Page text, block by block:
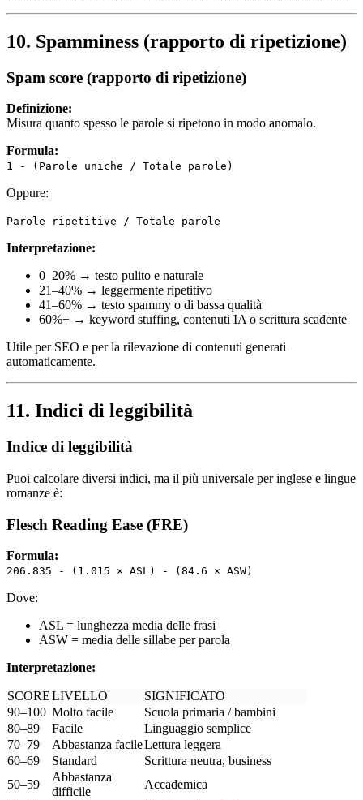
10. Spamminess (rapporto di ripetizione)
Spam score (rapporto di ripetizione)
Definizione:
Misura quanto spesso le parole si ripetono in modo anomalo.
Formula:
1 - (Parole uniche / Totale parole)
Oppure:
Parole ripetitive / Totale parole
Interpretazione:
0–20% → testo pulito e naturale
21–40% → leggermente ripetitivo
41–60% → testo spammy o di bassa qualità
60%+ → keyword stuffing, contenuti IA o scrittura scadente
Utile per SEO e per la rilevazione di contenuti generati
automaticamente.
11. Indici di leggibilità
Indice di leggibilità
Puoi calcolare diversi indici, ma il più universale per inglese e lingue
romanze è:
Flesch Reading Ease (FRE)
Formula:
206.835 - (1.015 × ASL) - (84.6 × ASW)
Dove:
ASL = lunghezza media delle frasi
ASW = media delle sillabe per parola
Interpretazione:
SCORELIVELLO
SIGNIFICATO
90–100 Molto facile
Scuola primaria / bambini
80–89
Facile
Linguaggio semplice
70–79
Abbastanza facileLettura leggera
60–69
Standard
Scrittura neutra, business
50–59
Abbastanza
difficile
Accademica